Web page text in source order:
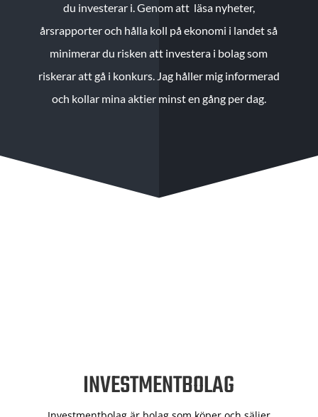
du investerar i. Genom att läsa nyheter,
årsrapporter och hålla koll på ekonomi i landet så
minimerar du risken att investera i bolag som
riskerar att gå i konkurs. Jag håller mig informerad
och kollar mina aktier minst en gång per dag.
INVESTMENTBOLAG